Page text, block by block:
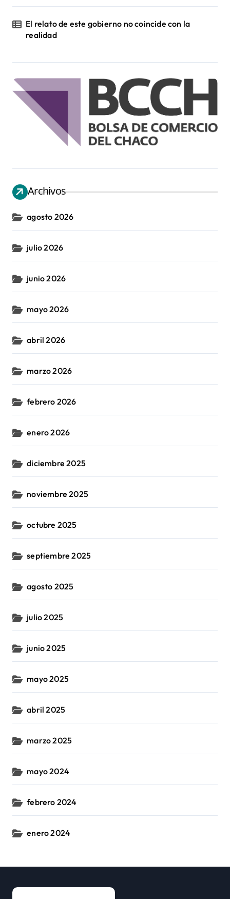
El relato de este gobierno no coincide con la
realidad
Archivos
agosto 2026
julio 2026
junio 2026
mayo 2026
abril 2026
marzo 2026
febrero 2026
enero 2026
diciembre 2025
noviembre 2025
octubre 2025
septiembre 2025
agosto 2025
julio 2025
junio 2025
mayo 2025
abril 2025
marzo 2025
mayo 2024
febrero 2024
enero 2024